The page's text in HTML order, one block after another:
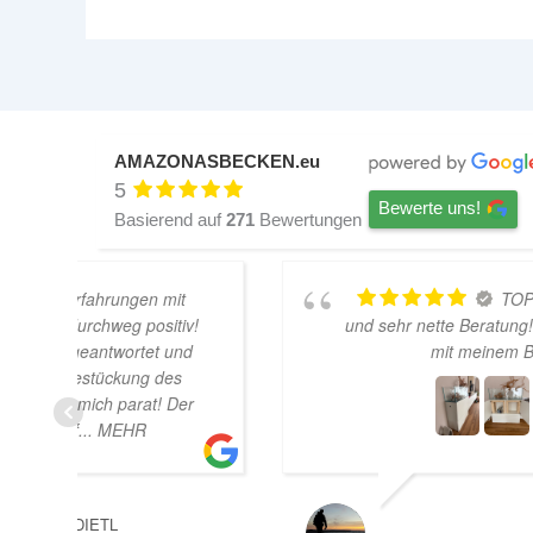
AMAZONASBECKEN.eu
5
Basierend auf 271 Bewertungen
Bewerte uns!
TOP Hardscape im Laden
und sehr nette Beratung! Ich bin super Glücklich
mit meinem Beståbecken